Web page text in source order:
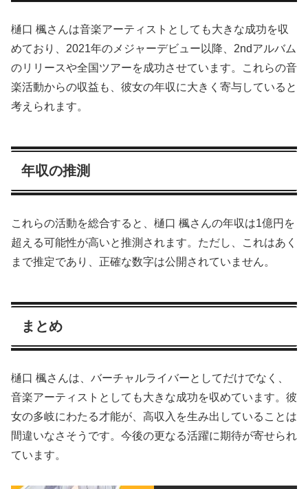
樋口 楓さんは音楽アーティストとしても大きな成功を収
めており、2021年のメジャーデビュー以降、2ndアルバム
のリリースや全国ツアーを成功させています。これらの音
楽活動からの収益も、彼女の年収に大きく寄与していると
考えられます。
年収の推測
これらの活動を総合すると、樋口 楓さんの年収は1億円を
超える可能性が高いと推測されます。ただし、これはあく
まで推定であり、正確な数字は公開されていません。
まとめ
樋口 楓さんは、バーチャルライバーとしてだけでなく、
音楽アーティストとしても大きな成功を収めています。彼
女の多岐にわたる才能が、高収入を生み出していることは
間違いなさそうです。今後の更なる活躍に期待が寄せられ
ています。